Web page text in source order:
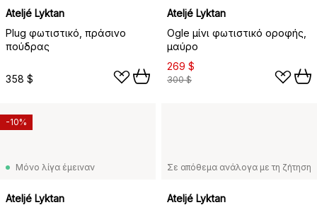
Ateljé Lyktan
Plug φωτιστικό, πράσινο
πούδρας
358 $
Ateljé Lyktan
Ogle μίνι φωτιστικό οροφής,
μαύρο
269 $
300 $
Μόνο λίγα έμειναν
Ateljé Lyktan
-10%
Σε απόθεμα ανάλογα με τη ζήτηση
Ateljé Lyktan